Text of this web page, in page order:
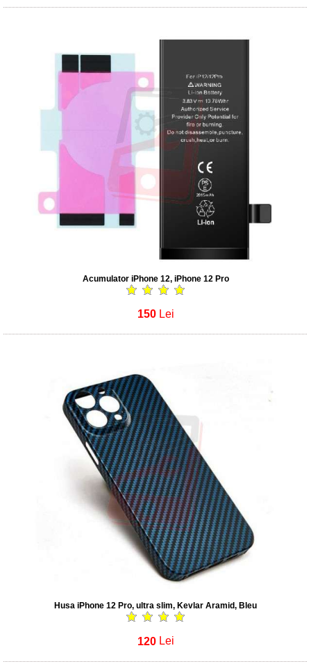
Acumulator iPhone 12, iPhone 12 Pro
150 Lei
Husa iPhone 12 Pro, ultra slim, Kevlar Aramid, Bleu
120 Lei